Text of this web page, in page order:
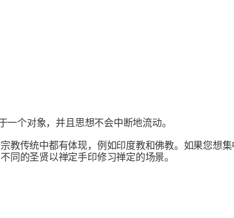
个对象，并且思想不会中断地流动。
教传统中都有体现，例如印度教和佛教。如果您想
同的圣贤以禅定手印修习禅定的场景。